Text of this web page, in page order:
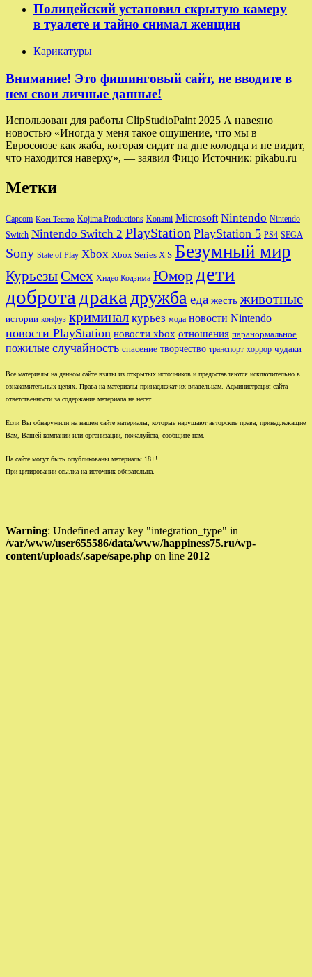
Полицейский установил скрытую камеру
в туалете и тайно снимал женщин
Карикатуры
Внимание! Это фишинговый сайт, не вводите в
нем свои личные данные!
Использован для работы ClipStudioPaint 2025 А навеяно
новостью «Иногда у меня такое ощущение, что мы в
Евросоюзе как жаба, которая сидит на дне колодца и не видит,
что находится наверху», — заявил Фицо Источник: pikabu.ru
Метки
Capcom Koei Tecmo Kojima Productions Konami Microsoft Nintendo Nintendo
Switch Nintendo Switch 2 PlayStation PlayStation 5 PS4 SEGA
Sony State of Play Xbox Xbox Series X|S Безумный мир
КурьезыСмех Хидео Кодзима Юмор дети
добротадракадружбаеда жесть животные
истории конфуз криминал курьез мода новости Nintendo
новости PlayStation новости xbox отношения паранормальное
пожилые случайность спасение творчество транспорт хоррор чудаки
Все материалы на данном сайте взяты из открытых источников и предоставляются исключительно в
ознакомительных целях. Права на материалы принадлежат их владельцам. Администрация сайта
ответственности за содержание материала не несет.
Если Вы обнаружили на нашем сайте материалы, которые нарушают авторские права, принадлежащие
Вам, Вашей компании или организации, пожалуйста, сообщите нам.
На сайте могут быть опубликованы материалы 18+!
При цитировании ссылка на источник обязательна.
Warning: Undefined array key "integration_type" in
/var/www/user655586/data/www/happiness75.ru/wp-
content/uploads/.sape/sape.php on line 2012